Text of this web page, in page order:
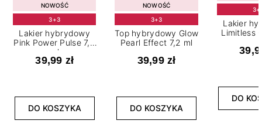
NOWOŚĆ
3+3
Lakier hybrydowy
Pink Power Pulse 7,2
ml
39,99 zł
DO KOSZYKA
NOWOŚĆ
3+3
Top hybrydowy Glow
Pearl Effect 7,2 ml
39,99 zł
DO KOSZYKA
Lakier
Limitless
DO